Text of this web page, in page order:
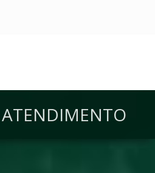
ATENDIMENTO